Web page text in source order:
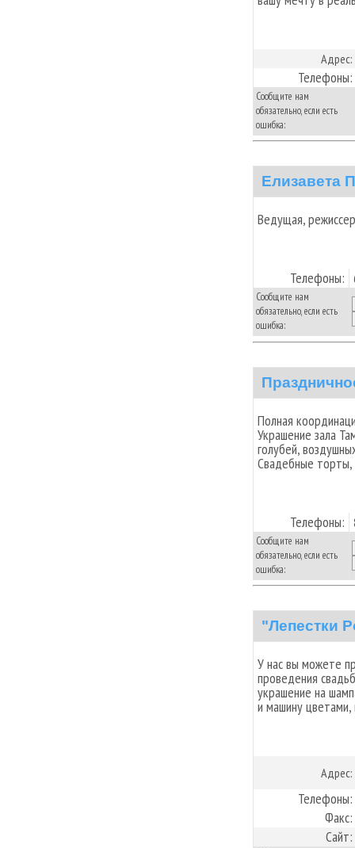
Адрес:
Телефоны:
Сообщите нам
обязательно, если есть
ошибка:
Елизавета
Ведущая,
Телефоны:
Сообщите нам
обязательно, если есть
ошибка:
Полная
Украшение зала
голубей,
Свадебные торты,
Телефоны:
Сообщите нам
обязательно, если есть
ошибка:
"Лепестки
У нас вы можете
проведения
украшение на
и машину цветами,
Адрес:
Телефоны:
Факс:
Сайт: